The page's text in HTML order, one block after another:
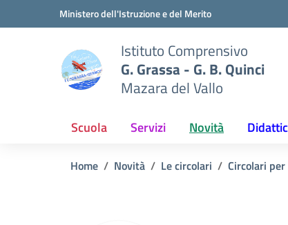
Vai ai contenuti
Vai al menu di navigazioneMinistero dell'Istruzione e del Merito
Istituto Comprensivo
G. Grassa - G. B. Quinci
Mazara del Vallo
Scuola Servizi Novità
Home Novità Le circolari Circolari